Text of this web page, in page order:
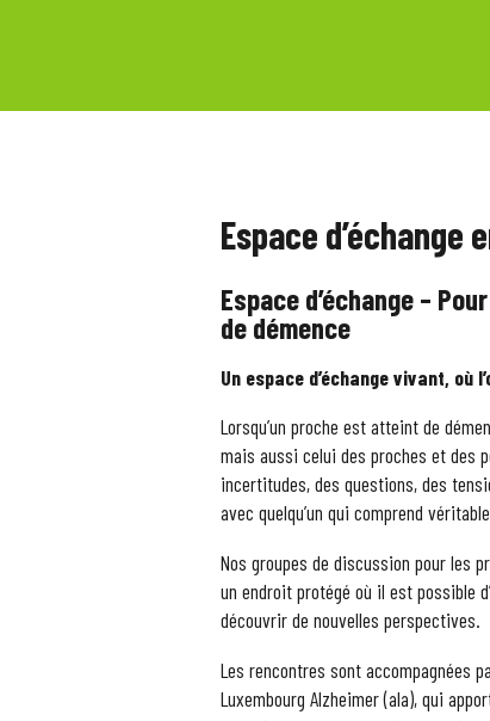
Espace d’échange
Espace d’échange –
de démence
Un espace d’échange vivant, où
Lorsqu’un proche est atteint de
mais aussi celui des proches et des
incertitudes, des questions, des
avec quelqu’un qui comprend
Nos groupes de discussion pour les
un endroit protégé où il est possible
découvrir de nouvelles perspectives.
Les rencontres sont accompagnées
Luxembourg Alzheimer (ala), qui